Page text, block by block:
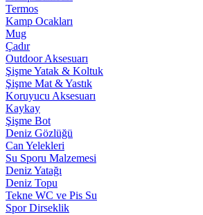
Termos
Kamp Ocakları
Mug
Çadır
Outdoor Aksesuarı
Şişme Yatak & Koltuk
Şişme Mat & Yastık
Koruyucu Aksesuarı
Kaykay
Şişme Bot
Deniz Gözlüğü
Can Yelekleri
Su Sporu Malzemesi
Deniz Yatağı
Deniz Topu
Tekne WC ve Pis Su
Spor Dirseklik